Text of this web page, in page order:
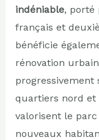
indéniable, porté
français et
bénéficie
rénovation
progressivement
quartiers nord et
valorisent le
nouveaux